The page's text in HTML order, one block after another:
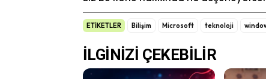
ETİKETLER Bilişim Microsoft teknoloji